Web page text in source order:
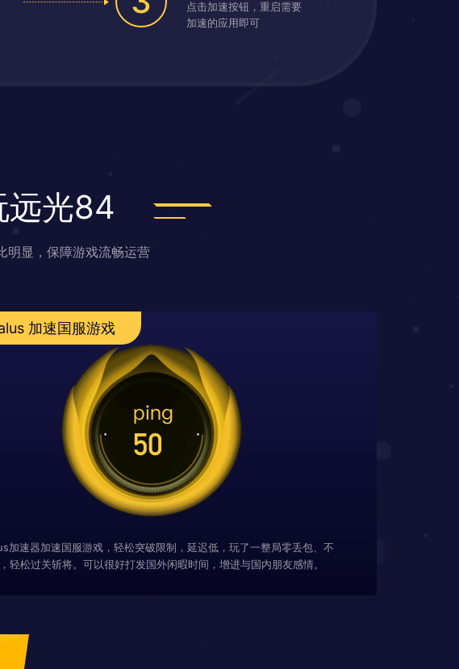
点击加速按钮，重启需要
加速的应用即可
远光84
明显，保障游戏流畅运营
加速国服游戏
加速器加速国服游戏，轻松突破限制，延迟低，玩了一整局零丢包、不
轻松过关斩将。可以很好打发国外闲暇时间，增进与国内朋友感情。